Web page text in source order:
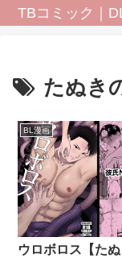
TBコミック｜
たぬき
BL漫画
ウロボロス【た